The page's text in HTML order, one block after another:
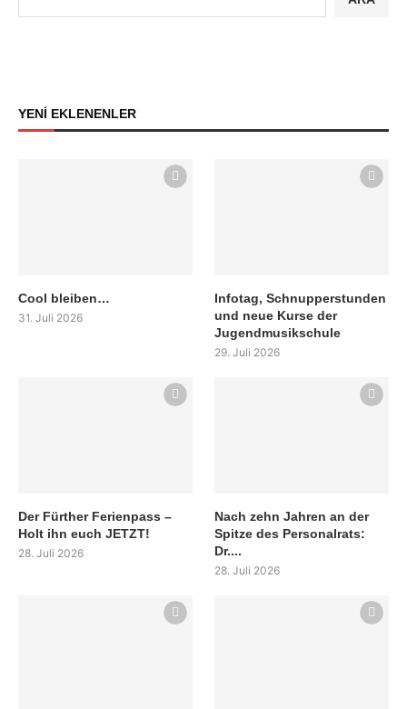
YENİ EKLENENLER
Cool bleiben…
31. Juli 2026
Infotag, Schnupperstunden
und neue Kurse der
Jugendmusikschule
29. Juli 2026
Der Fürther Ferienpass –
Holt ihn euch JETZT!
28. Juli 2026
Nach zehn Jahren an der
Spitze des Personalrats:
Dr....
28. Juli 2026